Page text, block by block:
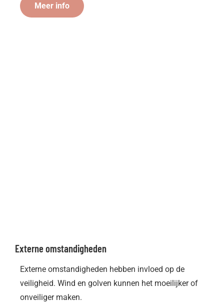
Meer info
Externe omstandigheden
Externe omstandigheden hebben invloed op de
veiligheid. Wind en golven kunnen het moeilijker of
onveiliger maken.